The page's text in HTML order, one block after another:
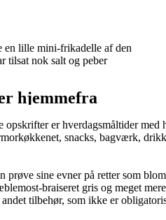
en lille mini-frikadelle af den
tilsat nok salt og peber
hjemmefra
opskrifter er hverdagsmåltider
snacks, bagværk,
prøve sine evner på retter som
braiseret gris og meget
tilbehør, som ikke er